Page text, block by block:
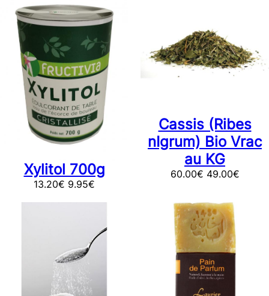
Xylitol 700g
13.20€ 9.95€
Cassis (Ribes
nIgrum) Bio Vrac
au KG
60.00€ 49.00€